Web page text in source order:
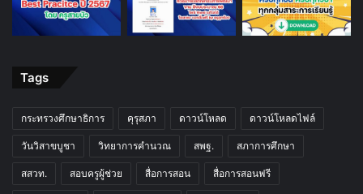
Tags
กระทรวงศึกษาธิการ คุรุสภา ดาวน์โหลด ดาวน์โหลดไฟล์
วันวิสาขบูชา วิทยาการคำนวณ สพฐ. สภาการศึกษา
สสวท. สอบครูผู้ช่วย สื่อการสอน สื่อการสอนฟรี